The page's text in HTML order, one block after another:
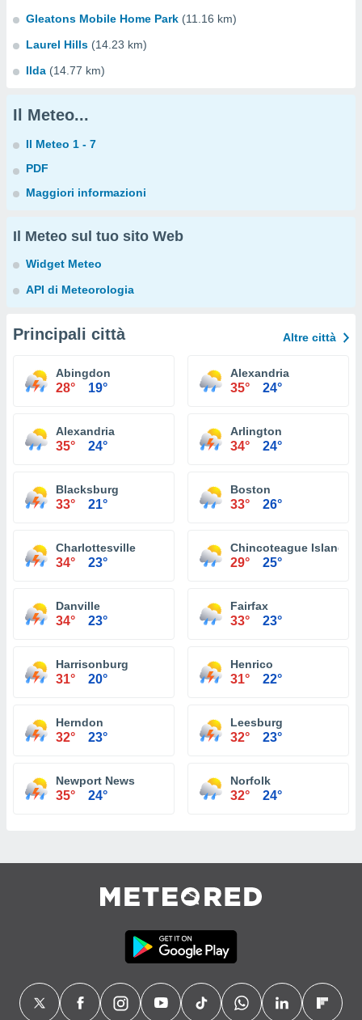
Gleatons Mobile Home Park (11.16 km)
Laurel Hills (14.23 km)
Ilda (14.77 km)
Il Meteo...
Il Meteo 1 - 7
PDF
Maggiori informazioni
Il Meteo sul tuo sito Web
Widget Meteo
API di Meteorologia
Principali città Altre città
Abingdon
28° 19°
Alexandria
35° 24°
Alexandria
35° 24°
Arlington
34° 24°
Blacksburg
33° 21°
Boston
33° 26°
Charlottesville
34° 23°
Chincoteague Island
29° 25°
Danville
34° 23°
Fairfax
33° 23°
Harrisonburg
31° 20°
Henrico
31° 22°
Herndon
32° 23°
Leesburg
32° 23°
Newport News
35° 24°
Norfolk
32° 24°